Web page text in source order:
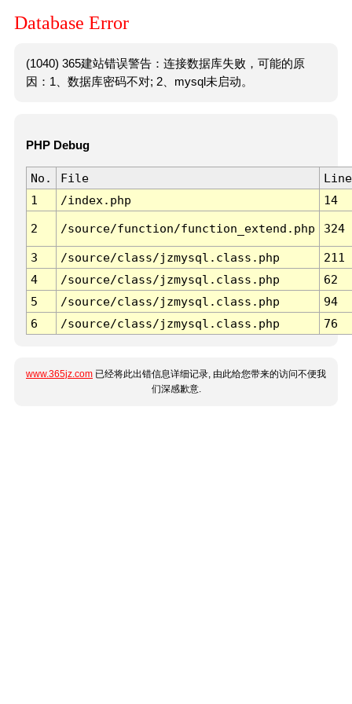
Database Error
(1040) 365建站错误警告：连接数据库失败，可能的原
因：1、数据库密码不对; 2、mysql未启动。
PHP Debug
No. File
Line
1
/index.php 14
2 /source/function/function_extend.php 324
3 /source/class/jzmysql.class.php
211
4
/source/class/jzmysql.class.php
62
5
/source/class/jzmysql.class.php
94
6
/source/class/jzmysql.class.php 76
www.365jz.com 已经将此出错信息详细记录, 由此给您带来的访问不便我
们深感歉意.